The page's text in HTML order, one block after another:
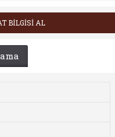
BİLGİSİ AL